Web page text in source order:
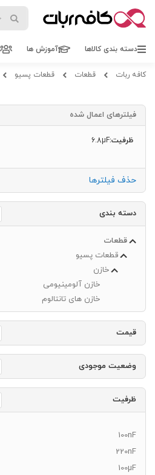
دسته بندی کالاها آموزش ها
کافه ربات قطعات قطعات پسیو
فیلترهای اعمال شده
ظرفیت6.8µF
حذف فیلترها
دسته بندی
قطعات
قطعات پسیو
خازن
خازن آلومینیومی
خازن های تانتالوم
قیمت
وضعیت موجودی
ظرفیت
100nF
220nF
100µF